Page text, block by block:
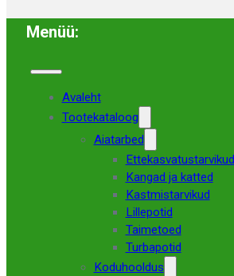
Menüü:
Avaleht
Tootekataloog
Aiatarbed
Ettekasvatustarvikud
Kangad ja katted
Kastmistarvikud
Lillepotid
Taimetoed
Turbapotid
Koduhooldus